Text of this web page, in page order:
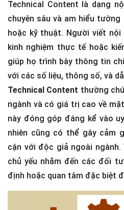
Technical Content là dạng
chuyên sâu và am hiểu
hoặc kỹ thuật. Người viết
kinh nghiệm thực tế hoặc
giúp họ trình bày thông tin
với các số liệu, thông số, và
Technical Content thường
ngành và có giá trị cao về
này đóng góp đáng kể vào
nhiên cũng có thể gây cảm
cận với độc giả ngoài ngành.
chủ yếu nhắm đến các đối
định hoặc quan tâm đặc biệt